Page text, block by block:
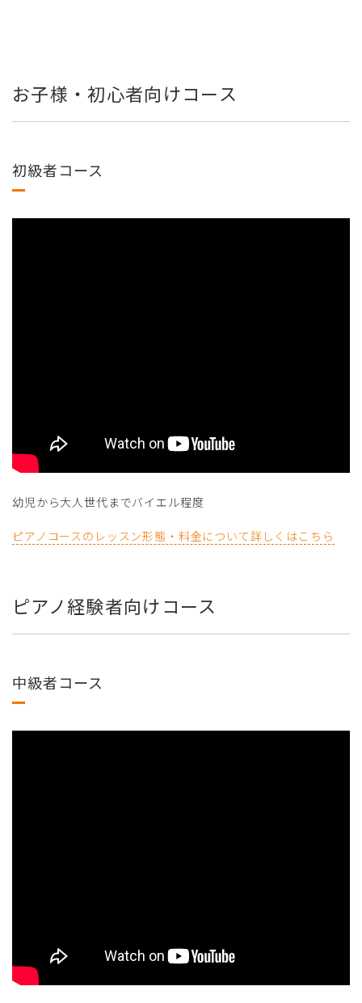
お子様・初心者向けコース
初級者コース
幼児から大人世代までバイエル程度
ピアノコースのレッスン形態・料金について詳しくはこちら
ピアノ経験者向けコース
中級者コース